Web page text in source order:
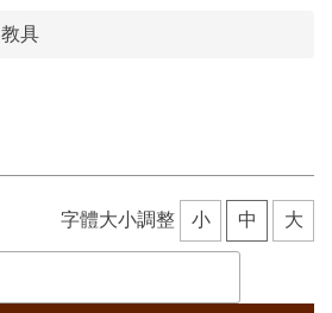
教具
字體大小調整 小 中 大